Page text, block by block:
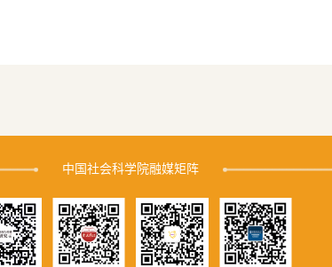
中国社会科学院融媒矩阵